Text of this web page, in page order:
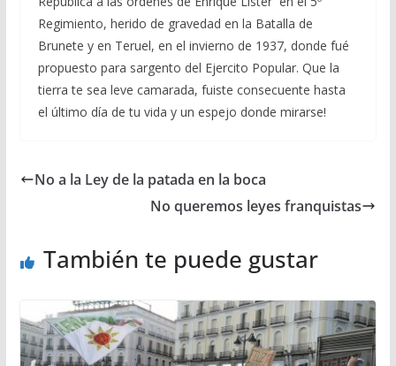
Regimiento, herido de gravedad en la Batalla de
Brunete y en Teruel, en el invierno de 1937, donde fué
propuesto para sargento del Ejercito Popular. Que la
tierra te sea leve camarada, fuiste consecuente hasta
el último día de tu vida y un espejo donde mirarse!
No a la Ley de la patada en la boca
No queremos leyes franquistas
También te puede gustar